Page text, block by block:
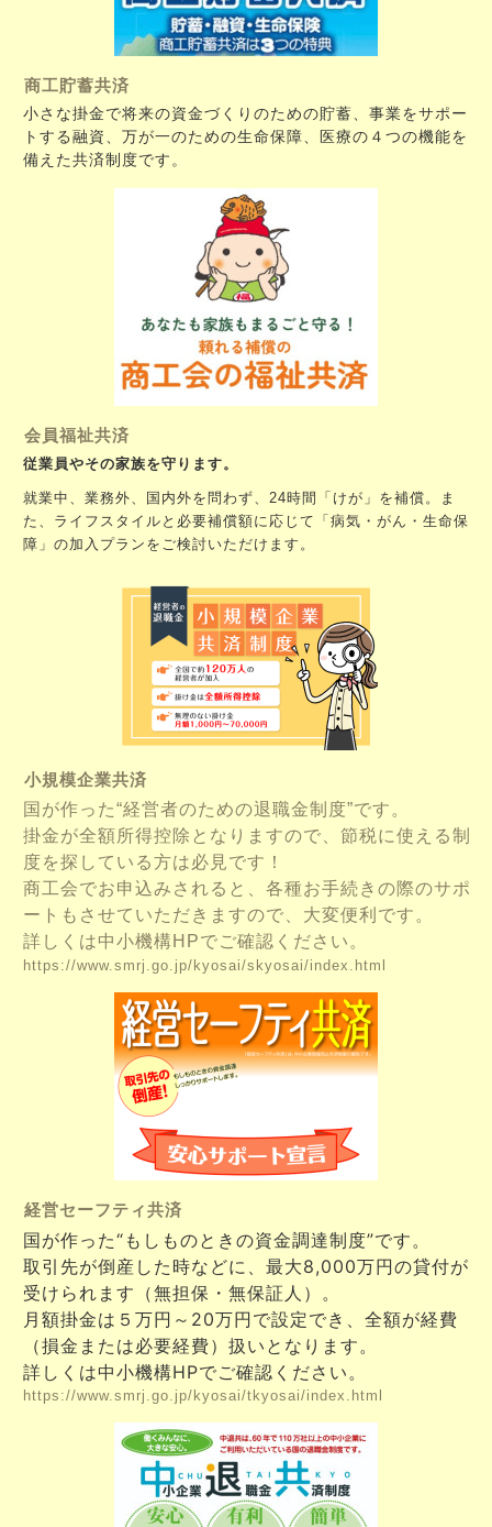
商工貯蓄共済
小さな掛金で将来の資金づくりのための貯蓄、事業をサポー
トする融資、万が一のための生命保障、医療の４つの機能を
備えた共済制度です。
会員福祉共済
従業員やその家族を守ります。
就業中、業務外、国内外を問わず、24時間「けが」を補償。ま
た、ライフスタイルと必要補償額に応じて「病気・がん・生命保
障」の加入プランをご検討いただけます。
小規模企業共済
国が作った“経営者のための退職金制度”です。
掛金が全額所得控除となりますので、節税に使える制
度を探している方は必見です！
商工会でお申込みされると、各種お手続きの際のサポ
ートもさせていただきますので、大変便利です。
詳しくは中小機構HPでご確認ください。
https://www.smrj.go.jp/kyosai/skyosai/index.html
経営セーフティ共済
国が作った“もしものときの資金調達制度”です。
取引先が倒産した時などに、最大8,000万円の貸付が
受けられます（無担保・無保証人）。
月額掛金は５万円～20万円で設定でき、全額が経費
（損金または必要経費）扱いとなります。
詳しくは中小機構HPでご確認ください。
https://www.smrj.go.jp/kyosai/tkyosai/index.html